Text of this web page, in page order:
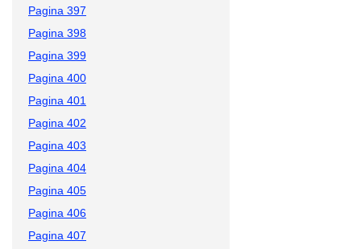
Pagina 397
Pagina 398
Pagina 399
Pagina 400
Pagina 401
Pagina 402
Pagina 403
Pagina 404
Pagina 405
Pagina 406
Pagina 407